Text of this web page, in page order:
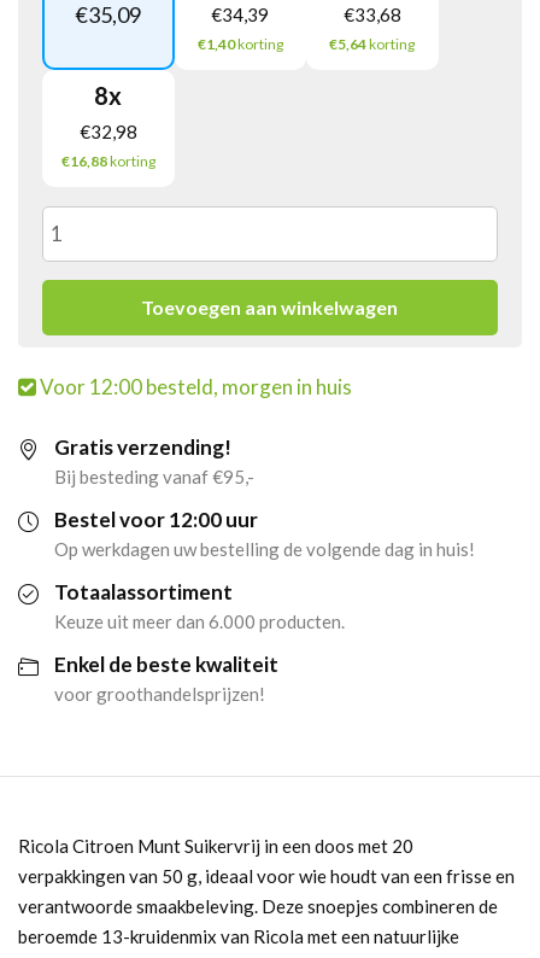
€35,09 €34,39
€1,40korting
€33,68
€5,64korting
8x
€32,98
€16,88korting
Ricola
Citroen
Suikervrij
(20x
50gr)
aantal
Toevoegen aan winkelwagen
Voor 12:00 besteld, morgen in huis
Gratis verzending!
Bij besteding vanaf €95,-
Bestel voor 12:00 uur
Op werkdagen uw bestelling de volgende dag in huis!
Totaalassortiment
Keuze uit meer dan 6.000 producten.
Enkel de beste kwaliteit
voor groothandelsprijzen!
Ricola Citroen Munt Suikervrij in een doos met 20
verpakkingen van 50 g, ideaal voor wie houdt van een frisse en
verantwoorde smaakbeleving. Deze snoepjes combineren de
beroemde 13-kruidenmix van Ricola met een natuurlijke